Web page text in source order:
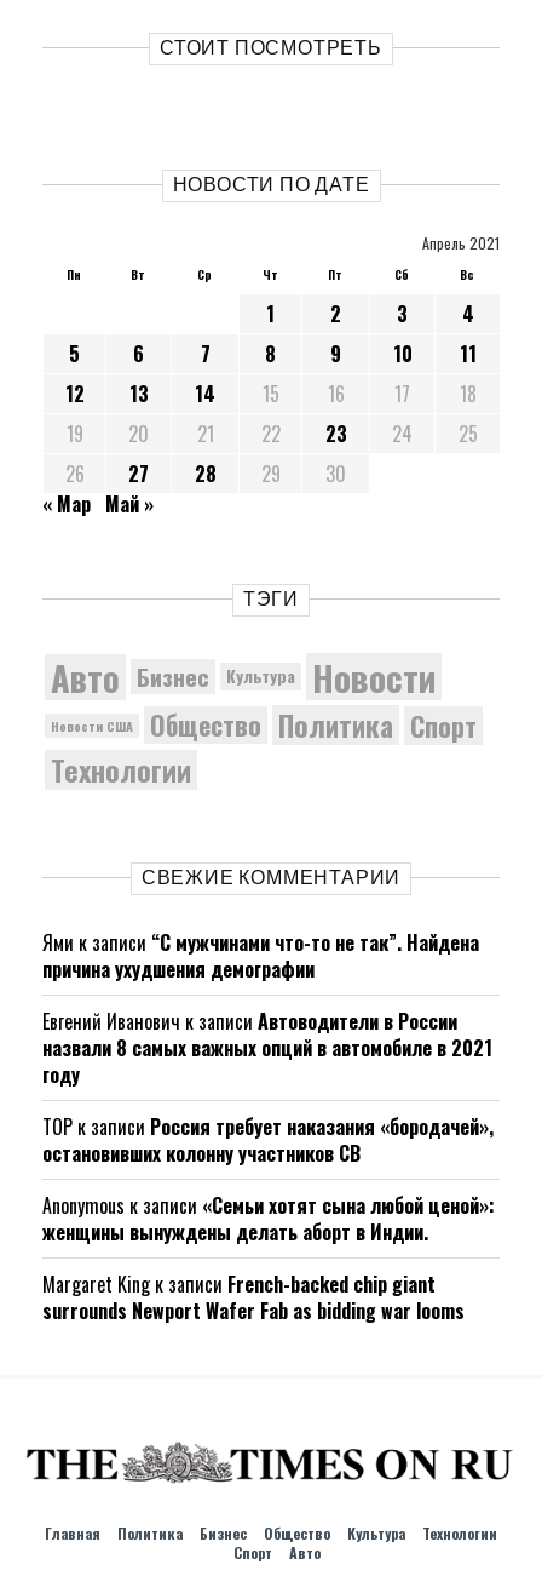
СТОИТ ПОСМОТРЕТЬ
НОВОСТИ ПО ДАТЕ
Апрель 2021
Пн Вт Ср Чт Пт Сб Вс
1 2 3
4
5
6 7 8 9 10
11
12
13 14 15 16 17
18
19
20 21 22 23 24
25
26
27 28 29
30
« Мар Май »
ТЭГИ
Авто Бизнес Культура Новости
Новости США Общество Политика Спорт
Технологии
СВЕЖИЕ КОММЕНТАРИИ
Ями к записи “С мужчинами что-то не так”. Найдена
причина ухудшения демографии
Евгений Иванович к записи Автоводители в России
назвали 8 самых важных опций в автомобиле в 2021
году
ТОР к записи Россия требует наказания «бородачей»,
остановивших колонну участников СВ
Anonymous к записи «Семьи хотят сына любой ценой»:
женщины вынуждены делать аборт в Индии.
Margaret Kingк записи French-backed chip giant
surrounds Newport Wafer Fab as bidding war looms
Главная Политика Бизнес Общество Культура
Технологии
Спорт
Авто